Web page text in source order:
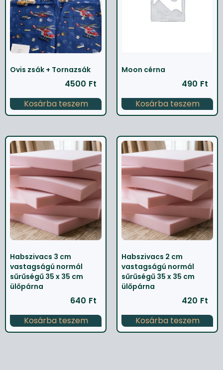
Ovis zsák + Tornazsák
4500 Ft
Kosárba teszem
Moon cérna
490 Ft
Kosárba teszem
Habszivacs 3 cm
vastagságú normál
sűrűségű 35 x 35 cm
ülőpárna
640 Ft
Kosárba teszem
Habszivacs 2 cm
vastagságú normál
sűrűségű 35 x 35 cm
ülőpárna
420 Ft
Kosárba teszem